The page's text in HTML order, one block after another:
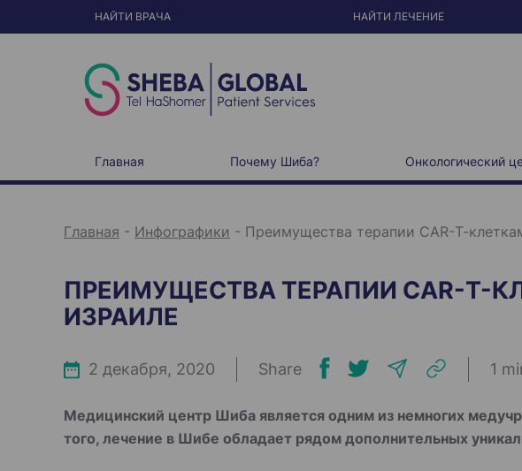
p
НАЙТИ ВРАЧА НАЙТИ ЛЕЧЕНИЕ
Главная Почему Шиба? Онкологический
Главная - Инфографики - Преимущества терапии CAR-Т-
ПРЕИМУЩЕСТВА ТЕРАПИИ CAR-Т-
ИЗРАИЛЕ
2 декабря, 2020 Share 1
Медицинский центр Шиба является одним из немногих
того, лечение в Шибе обладает рядом дополнительных